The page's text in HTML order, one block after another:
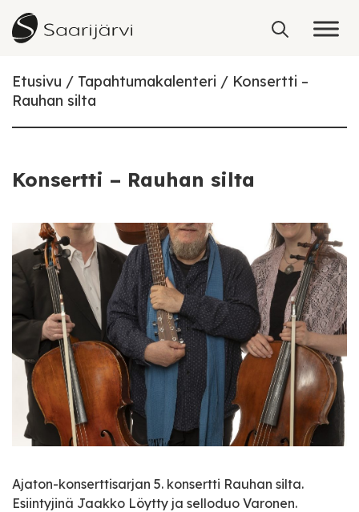
Skip to content
Etusivu Tapahtumakalenteri
Konsertti –
Rauhan silta
Konsertti – Rauhan silta
Ajaton-konserttisarjan 5. konsertti Rauhan silta.
Esiintyjinä Jaakko Löytty ja selloduo Varonen.